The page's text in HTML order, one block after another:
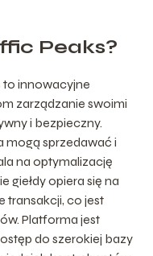
Peaks?
to innowacyjne
zarządzanie swoimi
i bezpieczny.
mogą sprzedawać i
na optymalizację
giełdy opiera się na
transakcji, co jest
Platforma jest
do szerokiej bazy